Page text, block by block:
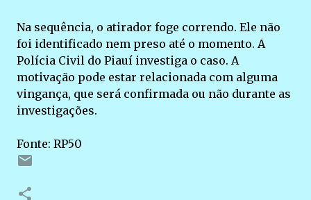
Na sequência, o atirador foge correndo. Ele não
foi identificado nem preso até o momento. A
Polícia Civil do Piauí investiga o caso. A
motivação pode estar relacionada com alguma
vingança, que será confirmada ou não durante as
investigações.
Fonte: RP50